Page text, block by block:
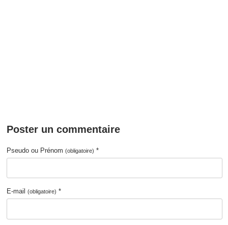
Poster un commentaire
Pseudo ou Prénom(obligatoire) *
E-mail(obligatoire) *